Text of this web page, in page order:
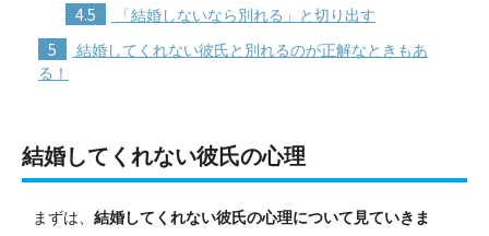
4.5 「結婚しないなら別れる」と切り出す
5
結婚してくれない彼氏と別れるのが正解なときもあ
る！
結婚してくれない彼氏の心理
まずは、 結婚してくれない彼氏の心理について見ていきま